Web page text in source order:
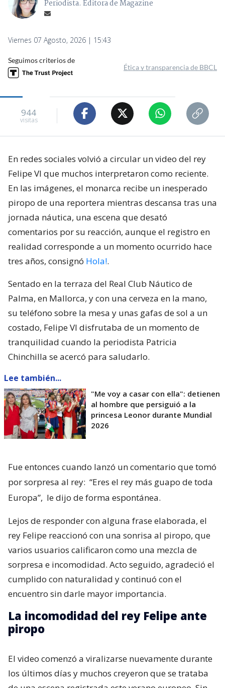
Periodista. Editora de Magazine
Viernes 07 Agosto, 2026 | 15:43
Seguimos criterios de
Ética y transparencia de BBCL
944
visitas
En redes sociales volvió a circular un video del rey
Felipe VI que muchos interpretaron como reciente.
En las imágenes, el monarca recibe un inesperado
piropo de una reportera mientras descansa tras una
jornada náutica, una escena que desató
comentarios por su reacción, aunque el registro en
realidad corresponde a un momento ocurrido hace
tres años, consignó Hola!.
Sentado en la terraza del Real Club Náutico de
Palma, en Mallorca, y con una cerveza en la mano,
su teléfono sobre la mesa y unas gafas de sol a un
costado, Felipe VI disfrutaba de un momento de
tranquilidad cuando la periodista Patricia
Chinchilla se acercó para saludarlo.
Lee también...
"Me voy a casar con ella": detienen
al hombre que persiguió a la
princesa Leonor durante Mundial
2026
Fue entonces cuando lanzó un comentario que tomó
por sorpresa al rey: “Eres el rey más guapo de toda
Europa”, le dijo de forma espontánea.
Lejos de responder con alguna frase elaborada, el
rey Felipe reaccionó con una sonrisa al piropo, que
varios usuarios calificaron como una mezcla de
sorpresa e incomodidad. Acto seguido, agradeció el
cumplido con naturalidad y continuó con el
encuentro sin darle mayor importancia.
La incomodidad del rey Felipe ante
piropo
El video comenzó a viralizarse nuevamente durante
los últimos días y muchos creyeron que se trataba